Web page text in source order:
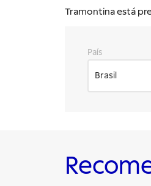
Tramontina está
País
Brasil